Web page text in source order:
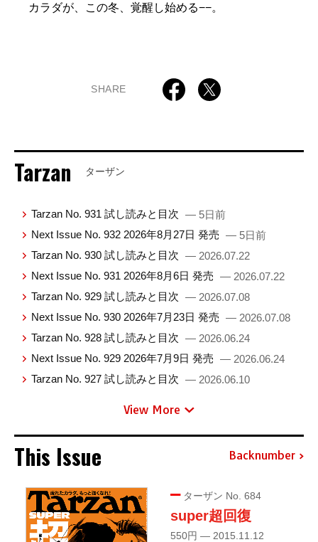
カラダが、この冬、覚醒し始める−−。
SHARE
Tarzan ターザン
Tarzan No. 931 試し読みと目次 — 5日前
Next Issue No. 932 2026年8月27日 発売 — 5日前
Tarzan No. 930 試し読みと目次 — 2026.07.22
Next Issue No. 931 2026年8月6日 発売 — 2026.07.22
Tarzan No. 929 試し読みと目次 — 2026.07.08
Next Issue No. 930 2026年7月23日 発売 — 2026.07.08
Tarzan No. 928 試し読みと目次 — 2026.06.24
Next Issue No. 929 2026年7月9日 発売 — 2026.06.24
Tarzan No. 927 試し読みと目次 — 2026.06.10
View More
This Issue Backnumber
ターザン No. 684
super超回復
550円 — 2015.11.12